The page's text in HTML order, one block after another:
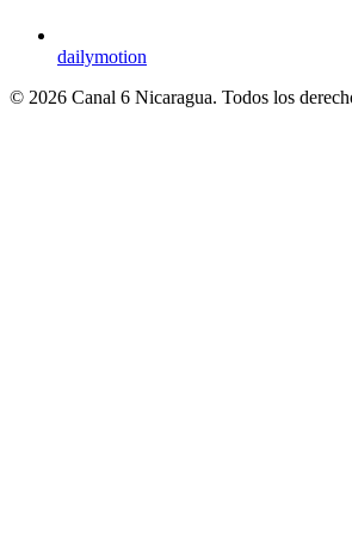
dailymotion
© 2026 Canal 6 Nicaragua. Todos los